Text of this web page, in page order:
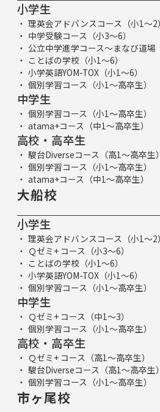
小学生
理英会アドバンスコース（小1～2）
中学受験コース（小3～6）
公立中学進学コース～まなび道場
ことばの学校（小1～6）
小学英語YOM-TOX（小1～6）
個別学習コース（小1～高卒生）
中学生
個別学習コース（小1～高卒生）
atama+コース（中1～高卒生）
高校・高卒生
駿台Diverseコース（高1～高卒生）
個別学習コース（小1～高卒生）
atama+コース（中1～高卒生）
大船校
小学生
理英会アドバンスコース（小1～2）
Ｑゼミ+ コース（小3～6）
ことばの学校（小1～6）
小学英語YOM-TOX（小1～6）
個別学習コース（小1～高卒生）
中学生
Ｑゼミ+ コース（中1～3）
個別学習コース（小1～高卒生）
高校・高卒生
Ｑゼミ+ コース（高1～高卒生）
駿台Diverseコース（高1～高卒生）
個別学習コース（小1～高卒生）
市ヶ尾校